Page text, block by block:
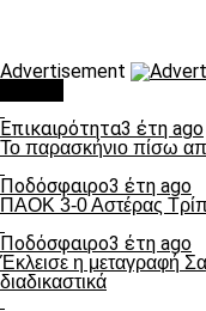
Advertisement
Επικαιρότητα3 έτη ago
Το παρασκήνιο πίσω
Ποδόσφαιρο3 έτη ago
ΠΑΟΚ 3-0 Αστέρας
Ποδόσφαιρο3 έτη ago
Έκλεισε η μεταγραφή
διαδικαστικά